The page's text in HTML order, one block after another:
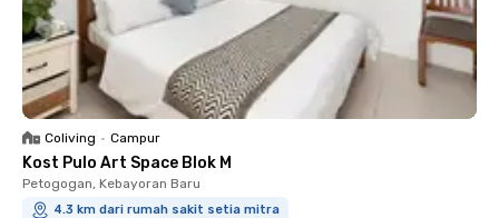
Coliving • Campur
Kost Pulo Art Space Blok M
Petogogan, Kebayoran Baru
4.3 km dari rumah sakit setia mitra